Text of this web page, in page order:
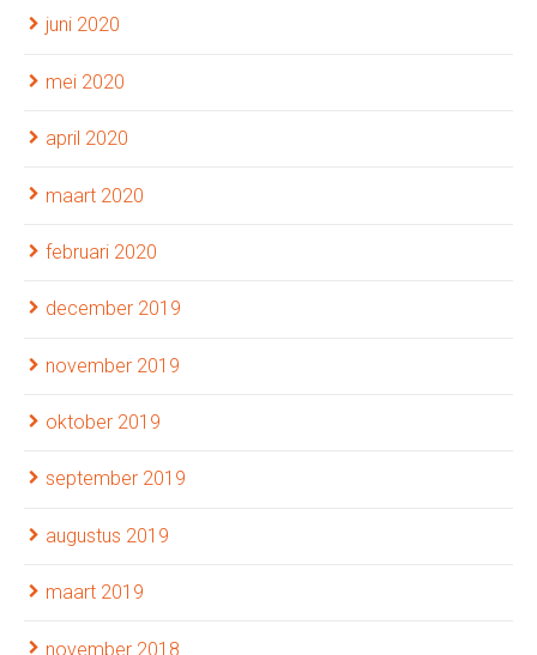
juni 2020
mei 2020
april 2020
maart 2020
februari 2020
december 2019
november 2019
oktober 2019
september 2019
augustus 2019
maart 2019
november 2018